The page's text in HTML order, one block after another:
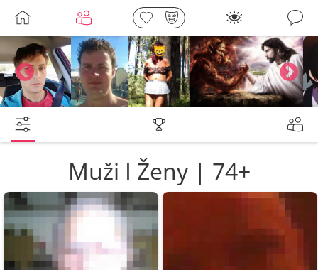
barnycze
Muži I Ženy | 74+
Galerie